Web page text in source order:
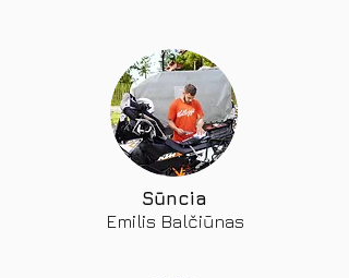
Sūncia
Emilis Balčiūnas